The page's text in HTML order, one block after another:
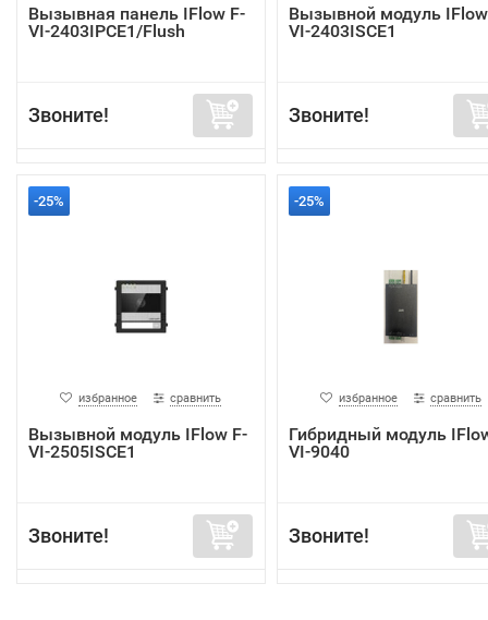
Вызывная панель IFlow F-
VI-2403IPCE1/Flush
Звоните!
Вызывной модуль
VI-2403ISCE1
Звоните!
-25%
избранное сравнить
Вызывной модуль IFlow F-
VI-2505ISCE1
Звоните!
-25%
избранное сравнить
Гибридный модуль
VI-9040
Звоните!